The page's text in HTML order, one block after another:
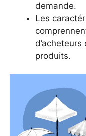
demande.
Les
produits.